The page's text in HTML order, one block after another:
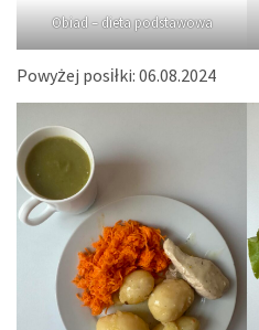
Obiad – dieta podstawowa
Powyżej posiłki: 06.08.2024